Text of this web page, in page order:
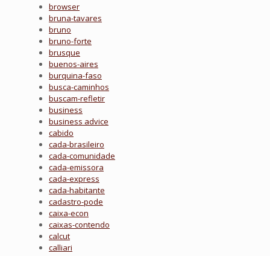
browser
bruna-tavares
bruno
bruno-forte
brusque
buenos-aires
burquina-faso
busca-caminhos
buscam-refletir
business
business advice
cabido
cada-brasileiro
cada-comunidade
cada-emissora
cada-express
cada-habitante
cadastro-pode
caixa-econ
caixas-contendo
calcut
calliari